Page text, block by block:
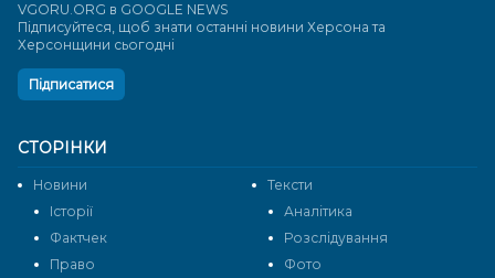
СТОРІНКИ
Новини
Тексти
Історії
Аналітика
Фактчек
Розслідування
Право
Фото
VGORU.ORG в GOOGLE NEWS
Підписуйтеся, щоб знати останні новини Херсона та
Херсонщини сьогодні
Підписатися